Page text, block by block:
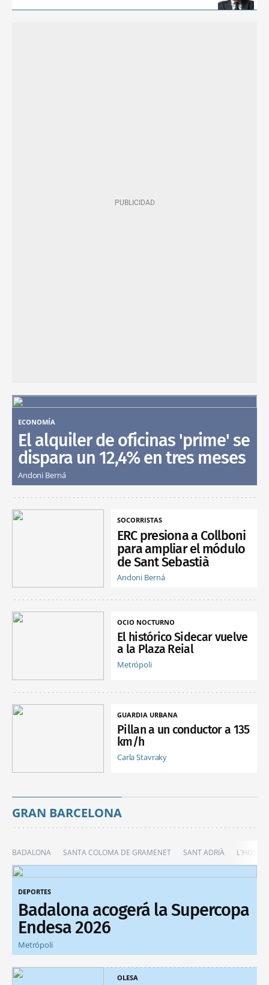
ECONOMÍA
El alquiler de oficinas 'prime' se
dispara un 12,4% en tres meses
Andoni Berná
SOCORRISTAS
ERC presiona a Collboni
para ampliar el módulo
de Sant Sebastià
Andoni Berná
OCIO NOCTURNO
El histórico Sidecar vuelve
a la Plaza Reial
Metrópoli
GUARDIA URBANA
Pillan a un conductor a 135
km/h
Carla Stavraky
GRAN BARCELONA
BADALONA SANTA COLOMA DE GRAMENET SANT ADRIÀ
DEPORTES
Badalona acogerá la Supercopa
Endesa 2026
Metrópoli
OLESA